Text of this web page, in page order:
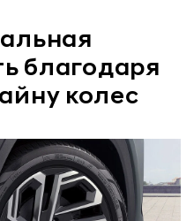
благодаря
колес